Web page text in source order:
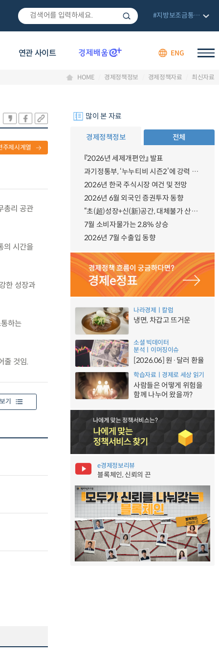
연관 사이트 ENG
#지방보조금통합관리망
HOME 경제정책정보 경제정책자료 최신자료
주제시계열
총리 공관
의 시간을
한 성장과
하는
줄 것임.
기
많이 본 자료
경제정책정보 전체
『2026년 세제개편안』 발표
과기정통부, ‘누누티비 시즌2’에 강력 대응 의지 밝혀
2026년 한국 주식시장 여건 및 전망
2026년 6월 외국인 증권투자 동향
“초(超)성장+신(新)공간, 대체불가 산업강국”
7월 소비자물가는 2.8% 상승
2026년 7월 수출입 동향
나라경제ㅣ칼럼
냉면, 차갑고 뜨거운
소셜 빅데이터
분석ㅣ이머징이슈
[2026.06] 원·달러 환율
학습자료ㅣ경제로 세상 읽기
사람들은 어떻게 위험을
함께 나누어 왔을까?
e경제정보리뷰
블록체인, 신뢰의 끈